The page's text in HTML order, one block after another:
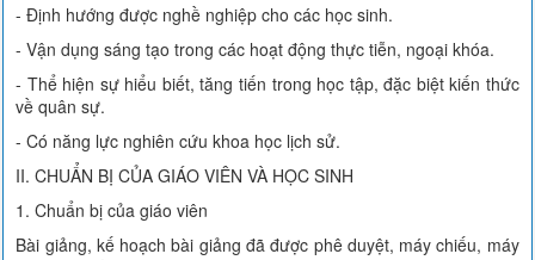
- Định hướng được nghề nghiệp cho các học sinh.
- Vận dụng sáng tạo trong các hoạt động thực tiễn, ngoại khóa.
- Thể hiện sự hiểu biết, tăng tiến trong học tập, đặc biệt kiến thức
về quân sự.
- Có năng lực nghiên cứu khoa học lịch sử.
II. CHUẨN BỊ CỦA GIÁO VIÊN VÀ HỌC SINH
1. Chuẩn bị của giáo viên
Bài giảng, kế hoạch bài giảng đã được phê duyệt, máy chiếu, máy